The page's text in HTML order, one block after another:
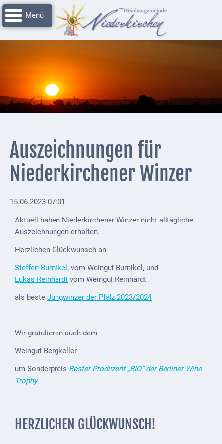
Navigation
überspringen
Startseite
Grussworte
Niederkirchen
Impressionen
Nachrichtenarchiv
Verbandsgemeinde
Deidesheim
Polizei +
Feuerwehrmeldungen
Externe
Behörden
Gottesdienste
und
Baumaßnahmen
Abfallentsorgung
Energieversorgung
Post
Auszeichnungen für
Niederkirchener Winzer
15.06.2023 07:01
Aktuell haben Niederkirchener Winzer nicht alltägliche
Auszeichnungen erhalten.
Herzlichen Glückwunsch an
Steffen Burnikel , vom Weingut Burnikel, und
Lukas Reinhardt vom Weingut Reinhardt
als beste Jungwinzer der Pfalz 2023/2024
Wir gratulieren auch dem
Weingut Bergkeller
um Sonderpreis Bester Produzent „BIO“ der Berliner Wine
Trophy.
HERZLICHEN GLÜCKWUNSCH!